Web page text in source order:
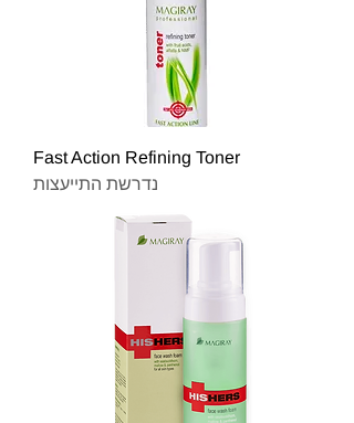
Fast Action Refining Toner
נדרשת התייעצות